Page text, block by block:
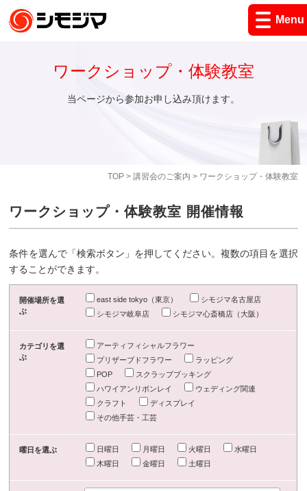
Menu
TOP> 講習会のご案内 > ワークショップ・体験教室
ワークショップ・体験教室
当ページから参加お申し込み頂けます。
ワークショップ・体験教室 開催情報
条件を選んで「検索ボタン」を押してください。複数の項目を選択
することができます。
開催場所を選
ぶ
east side tokyo（東京）
シモジマ名古屋店
シモジマ岐阜店
シモジマ心斎橋店（大阪）
カテゴリを選
ぶ
アーティフィシャルフラワー
プリザーブドフラワー
ラッピング
POP
スクラップブッキング
ハワイアンリボンレイ
ウェディング関連
クラフト
ディスプレイ
その他手芸・工芸
曜日を選ぶ 日曜日 月曜日 火曜日
水曜日
木曜日
金曜日 土曜日